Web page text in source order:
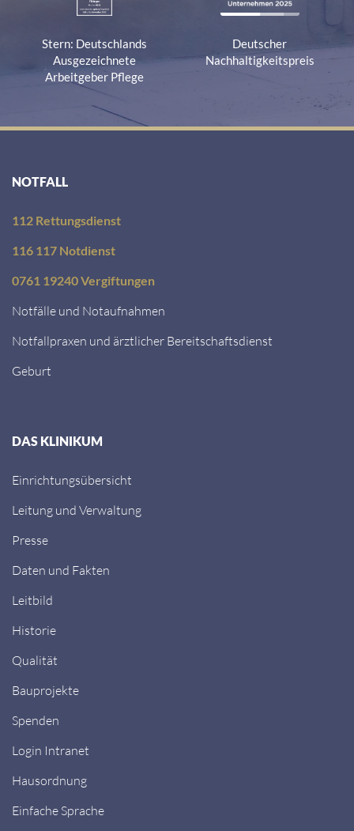
Stern: Deutschlands
Ausgezeichnete
Arbeitgeber Pflege
Deutscher
Nachhaltigkeitspreis
NOTFALL
112 Rettungsdienst
116 117 Notdienst
0761 19240 Vergiftungen
Notfälle und Notaufnahmen
Notfallpraxen und ärztlicher Bereitschaftsdienst
Geburt
DAS KLINIKUM
Einrichtungsübersicht
Leitung und Verwaltung
Presse
Daten und Fakten
Leitbild
Historie
Qualität
Bauprojekte
Spenden
Login Intranet
Hausordnung
Einfache Sprache